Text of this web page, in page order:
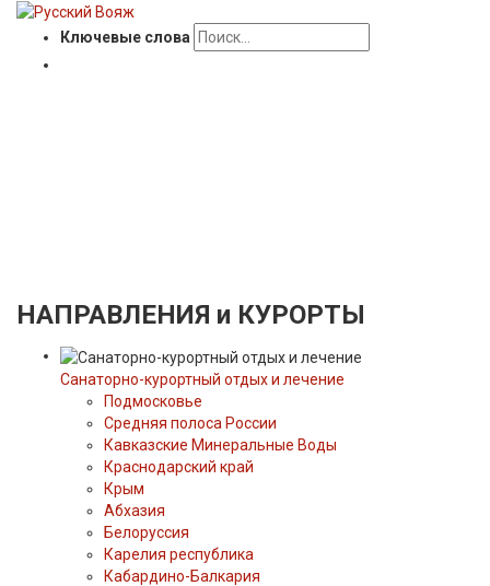
Ключевые слова
НАПРАВЛЕНИЯ и КУРОРТЫ
Санаторно-курортный отдых и лечение
Подмосковье
Средняя полоса России
Кавказские Минеральные Воды
Краснодарский край
Крым
Абхазия
Белоруссия
Карелия республика
Кабардино-Балкария